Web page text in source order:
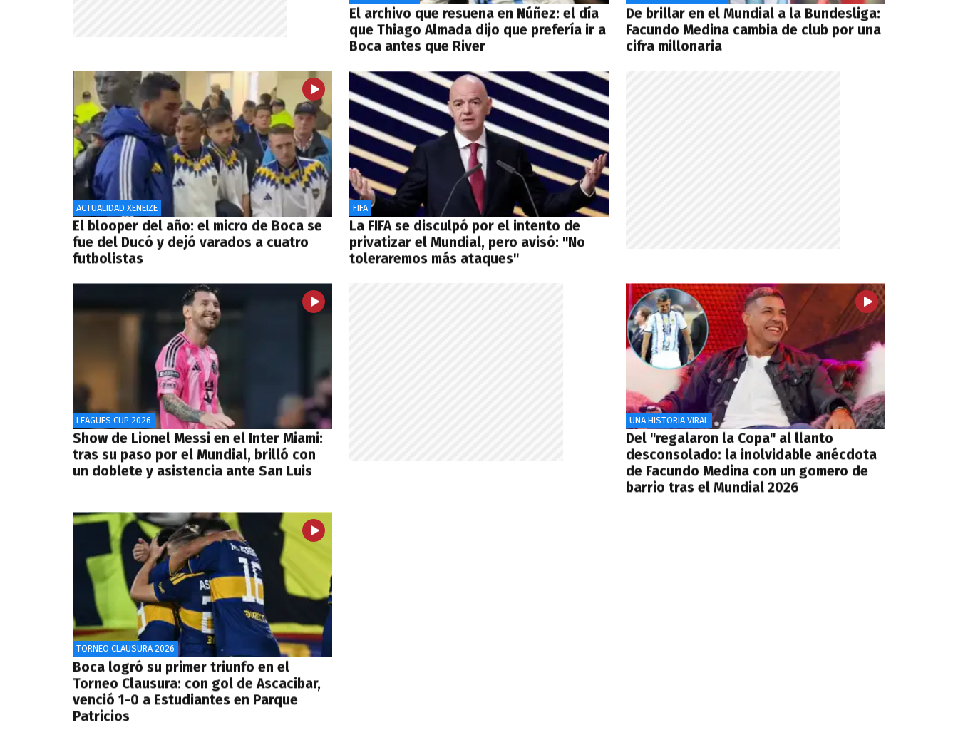
El archivo que resuena en Núñez: el día
que Thiago Almada dijo que prefería ir a
Boca antes que River
De brillar en el Mundial a la Bundesliga:
Facundo Medina cambia de club por una
cifra millonaria
ACTUALIDAD XENEIZE
El blooper del año: el micro de Boca se
fue del Ducó y dejó varados a cuatro
futbolistas
FIFA
La FIFA se disculpó por el intento de
privatizar el Mundial, pero avisó: "No
toleraremos más ataques"
LEAGUES CUP 2026
Show de Lionel Messi en el Inter Miami:
tras su paso por el Mundial, brilló con
un doblete y asistencia ante San Luis
UNA HISTORIA VIRAL
Del "regalaron la Copa" al llanto
desconsolado: la inolvidable anécdota
de Facundo Medina con un gomero de
barrio tras el Mundial 2026
TORNEO CLAUSURA 2026
Boca logró su primer triunfo en el
Torneo Clausura: con gol de Ascacibar,
venció 1-0 a Estudiantes en Parque
Patricios